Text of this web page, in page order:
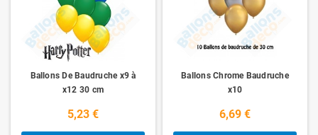
Ballons De Baudruche x9 à
x12 30 cm
5,23 €
Ballons Chrome Baudruche
x10
6,69 €